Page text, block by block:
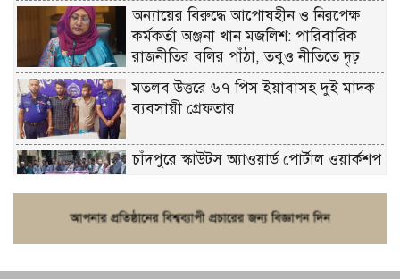
অন্যায়ের বিরুদ্ধে আপোষহীন ও নিরপেক্ষ
কর্মকর্তা অঞ্জনা খান মজলিশ: পারিবারিক
রাজনীতির বলির পাঁঠা, তবুও নীতিতে দৃঢ়
মতলব উত্তরে ৬৭ পিস ইয়াবাসহ দুই মাদক
ব্যবসায়ী গ্রেফতার
চাঁদপুরে স্কাউটস অ্যাওয়ার্ড পোর্টাল ওয়ার্কশপ